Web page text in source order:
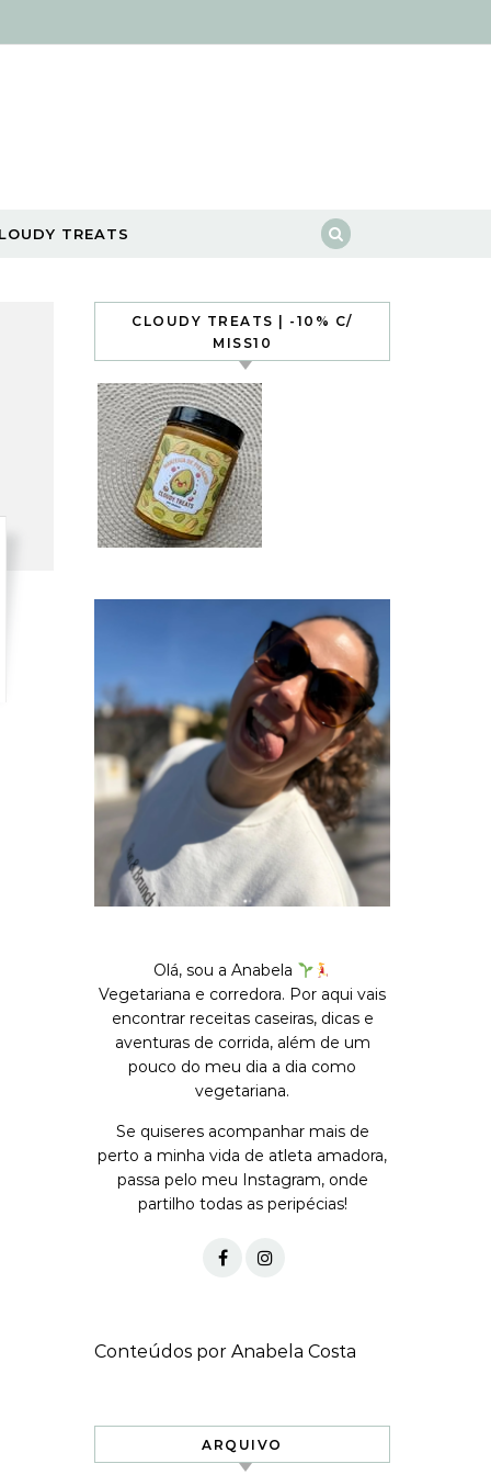
TREATS
CLOUDY TREATS | -10% C/
MISS10
Olá, sou a Anabela
Vegetariana e corredora. Por aqui vais
encontrar receitas caseiras, dicas e
aventuras de corrida, além de um
pouco do meu dia a dia como
vegetariana.
Se quiseres acompanhar mais de
perto a minha vida de atleta amadora,
passa pelo meu Instagram, onde
partilho todas as peripécias!
Conteúdos por Anabela Costa
ARQUIVO